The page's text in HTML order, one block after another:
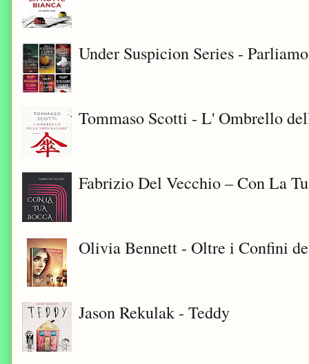
Under Suspicion Series -
Tommaso Scotti - L' Ombrello
Fabrizio Del Vecchio – Con La
Olivia Bennett - Oltre i Confini
Jason Rekulak - Teddy